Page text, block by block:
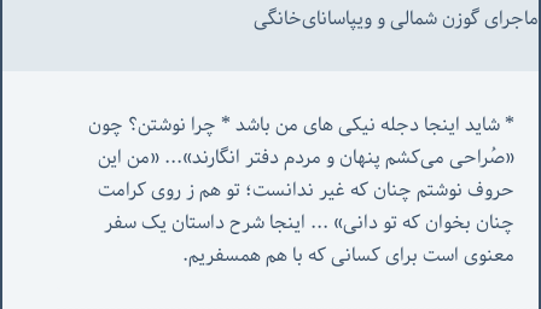
ماجرای گوزن شمالی و‌ ویپاسانای‌خانگی
«صُراحی می‌کشم پنهان‌ و مردم‌ دفتر انگارند»... «
چنان بخوان که تو دانی» ...
معنوی است برای کسانی که با هم همسفریم.